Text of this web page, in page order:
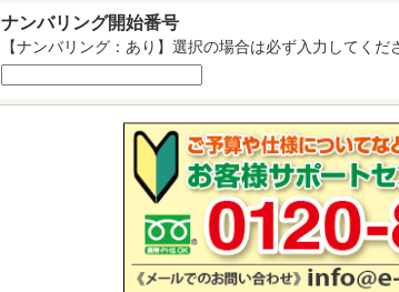
ナンバリング開始番号
【ナンバリング：あり】選択の場合は必ず入力してくだ